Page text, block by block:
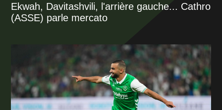
Ekwah, Davitashvili, l'arrière gauche... Cathro
(ASSE) parle mercato